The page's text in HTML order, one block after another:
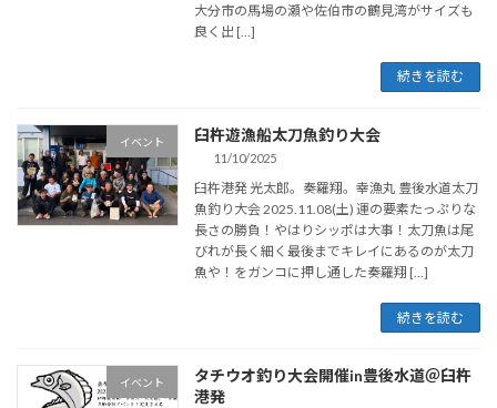
大分市の馬場の瀬や佐伯市の鶴見湾がサイズも
良く出 […]
続きを読む
イベント 臼杵遊漁船太刀魚釣り大会
11/10/2025
臼杵港発 光太郎。奏羅翔。幸漁丸 豊後水道太刀
魚釣り大会 2025.11.08(土) 運の要素たっぷりな
長さの勝負！やはりシッポは大事！太刀魚は尾
びれが長く細く最後までキレイにあるのが太刀
魚や！をガンコに押し通した奏羅翔 […]
続きを読む
イベント
タチウオ釣り大会開催in豊後水道＠臼杵
港発